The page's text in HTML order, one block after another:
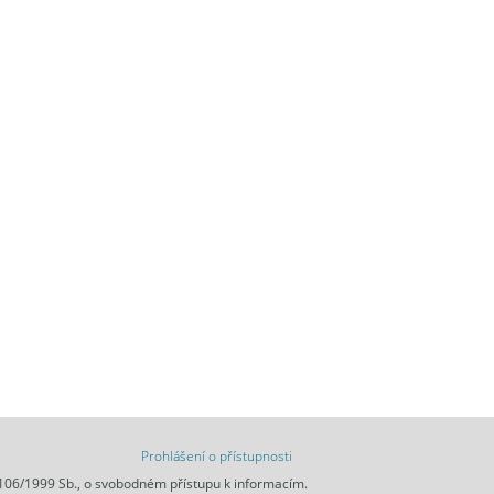
Prohlášení o přístupnosti
1999 Sb., o svobodném přístupu k informacím.